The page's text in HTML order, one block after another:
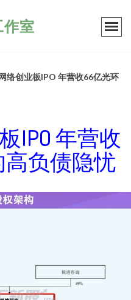
室
络创业板IPO 年营收66亿光环
IPO 年营收
负债隐忧